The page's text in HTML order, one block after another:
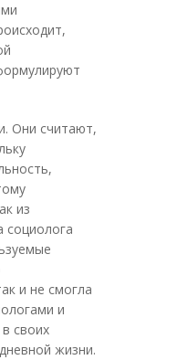
Они считают,
из
социолога
и не смогла
и
своих
жизни.